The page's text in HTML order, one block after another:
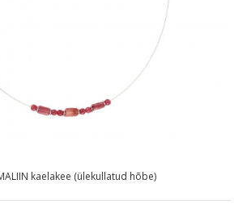
kaelakee (ülekullatud hõbe)